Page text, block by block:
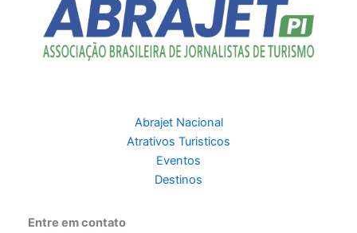
Abrajet Nacional
Atrativos Turisticos
Eventos
Destinos
Entre em contato